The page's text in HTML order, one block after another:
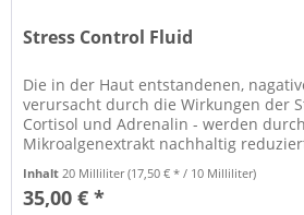
Stress Control Fluid
Die in der Haut entstandenen,
verursacht durch die Wirkungen der
Cortisol und Adrenalin - werden
Mikroalgenextrakt nachhaltig
Inhalt 20 Milliliter(17,50 € * / 10 Milliliter)
35,00 € *